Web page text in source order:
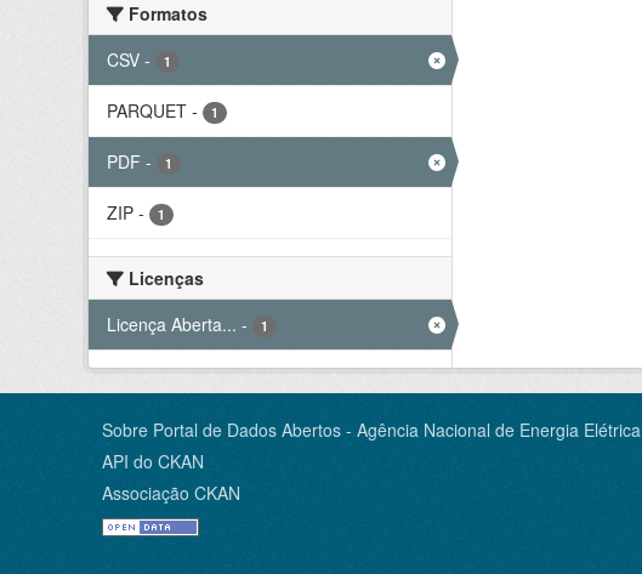
Formatos
CSV - 1
PARQUET - 1
PDF - 1
ZIP - 1
Licenças
Licença Aberta... - 1
Sobre Portal de Dados Abertos - Agência Nacional de Energia Elétrica
API do CKAN
Associação CKAN